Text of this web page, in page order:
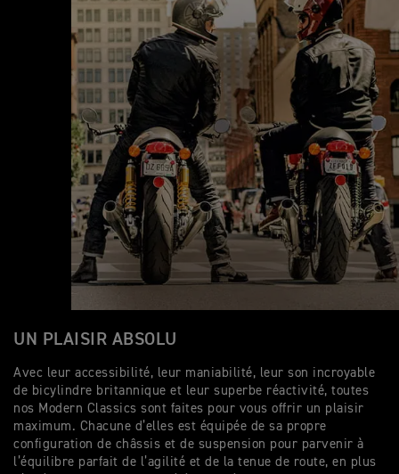
UN PLAISIR ABSOLU
Avec leur accessibilité, leur maniabilité, leur son incroyable
de bicylindre britannique et leur superbe réactivité, toutes
nos Modern Classics sont faites pour vous offrir un plaisir
maximum. Chacune d’elles est équipée de sa propre
configuration de châssis et de suspension pour parvenir à
l’équilibre parfait de l’agilité et de la tenue de route, en plus